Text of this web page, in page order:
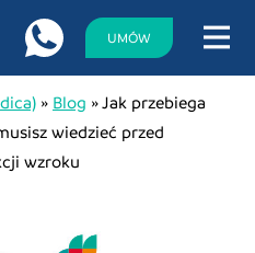
UMÓW
» Blog »Jak przebiega
wiedzieć przed
wzroku